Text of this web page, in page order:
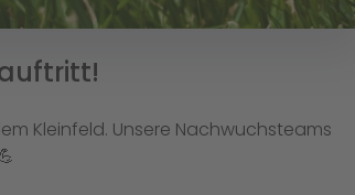
Kleinfeld. Unsere Nachwuchsteams